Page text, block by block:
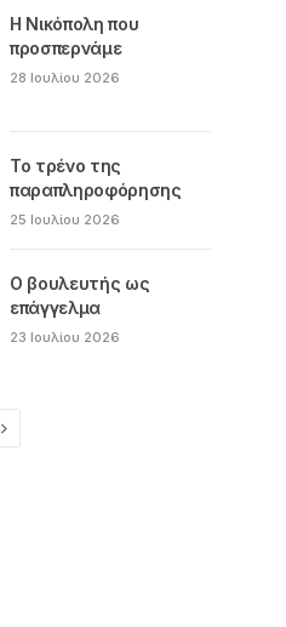
Η Νικόπολη που
προσπερνάμε
28 Ιουλίου 2026
Το τρένο της
παραπληροφόρησης
25 Ιουλίου 2026
Ο βουλευτής ως
επάγγελμα
23 Ιουλίου 2026
Next